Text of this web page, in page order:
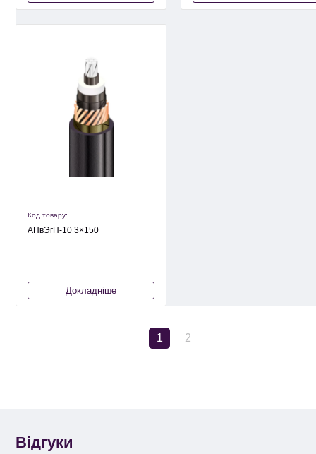
Код товару:
АПвЭгП-10 3×150
Докладніше
1 2
Відгуки